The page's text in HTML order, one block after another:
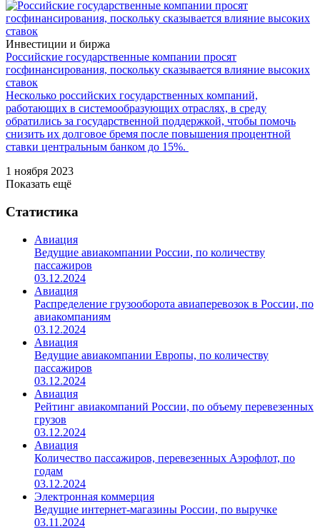
Инвестиции и биржа
Российские государственные компании просят
госфинансирования, поскольку сказывается влияние высоких
ставок
Несколько российских государственных компаний,
работающих в системообразующих отраслях, в среду
обратились за государственной поддержкой, чтобы помочь
снизить их долговое бремя после повышения процентной
ставки центральным банком до 15%.
1 ноября 2023
Показать ещё
Статистика
Авиация
Ведущие авиакомпании России, по количеству
пассажиров
03.12.2024
Авиация
Распределение грузооборота авиаперевозок в России, по
авиакомпаниям
03.12.2024
Авиация
Ведущие авиакомпании Европы, по количеству
пассажиров
03.12.2024
Авиация
Рейтинг авиакомпаний России, по объему перевезенных
грузов
03.12.2024
Авиация
Количество пассажиров, перевезенных Аэрофлот, по
годам
03.12.2024
Электронная коммерция
Ведущие интернет-магазины России, по выручке
03.11.2024